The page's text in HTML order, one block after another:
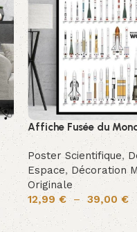
Affiche Fusée du
Poster Scientifique,
Espace, Décoration
Originale
12,99€ – 39,00€